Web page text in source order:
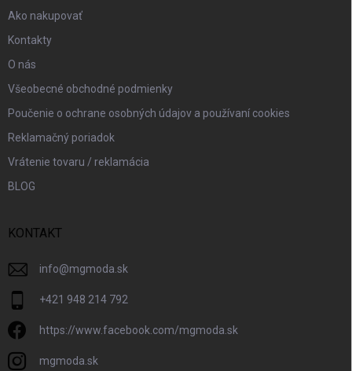
Ako nakupovať
Kontakty
O nás
Všeobecné obchodné podmienky
Poučenie o ochrane osobných údajov a používaní cookies
Reklamačný poriadok
Vrátenie tovaru / reklamácia
BLOG
KONTAKT
info@mgmoda.sk
+421 948 214 792
https://www.facebook.com/mgmoda.sk
mgmoda.sk